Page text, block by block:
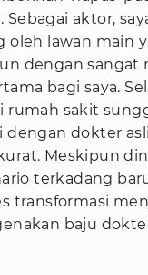
aktor,
lawan main
dengan sangat
bagi saya.
rumah sakit
dengan dokter
Meskipun
terkadang
transformasi
baju